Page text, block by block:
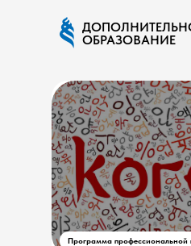
ОБРАЗОВАНИЕ
Программа профессиональной